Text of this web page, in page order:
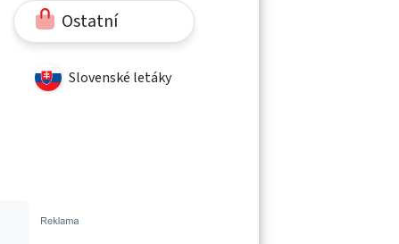
Ostatní
Slovenské letáky